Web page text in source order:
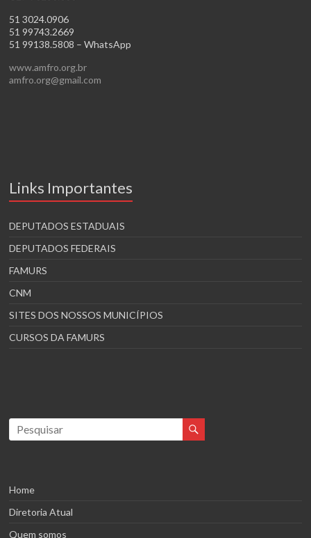
51 3024.0906
51 99743.2669
51 99138.5808 – WhatsApp
www.amfro.org.br
amfro.org@gmail.com
Links Importantes
DEPUTADOS ESTADUAIS
DEPUTADOS FEDERAIS
FAMURS
CNM
SITES DOS NOSSOS MUNICÍPIOS
CURSOS DA FAMURS
Home
Diretoria Atual
Quem somos